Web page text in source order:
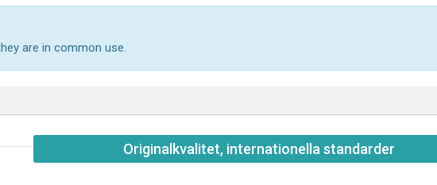
are in common use.
Originalkvalitet, internationella standarder